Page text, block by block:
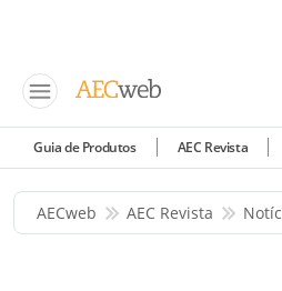
Guia de Produtos AEC Revista
AECweb AEC Revista